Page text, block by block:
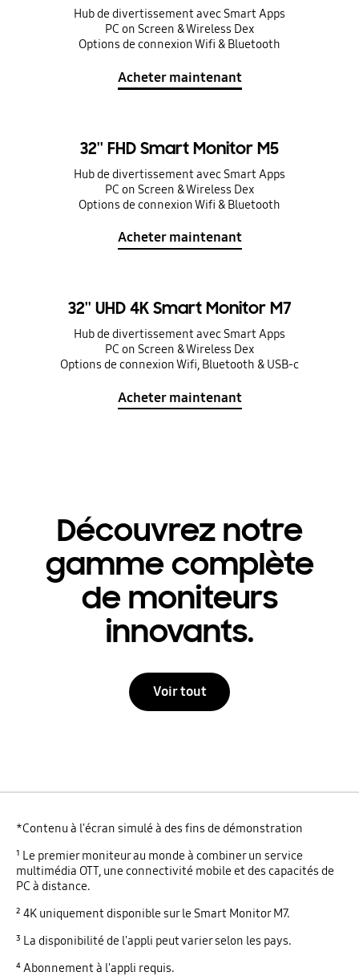
Hub de divertissement avec Smart Apps
PC on Screen & Wireless Dex
Options de connexion Wifi & Bluetooth
Acheter maintenant
32'' FHD Smart Monitor M5
Hub de divertissement avec Smart Apps
PC on Screen & Wireless Dex
Options de connexion Wifi & Bluetooth
Acheter maintenant
32'' UHD 4K Smart Monitor M7
Hub de divertissement avec Smart Apps
PC on Screen & Wireless Dex
Options de connexion Wifi, Bluetooth & USB-c
Acheter maintenant
Découvrez notre
gamme complète
de moniteurs
innovants.
Voir tout
*Contenu à l'écran simulé à des fins de démonstration
¹ Le premier moniteur au monde à combiner un service
multimédia OTT, une connectivité mobile et des capacités de
PC à distance.
² 4K uniquement disponible sur le Smart Monitor M7.
³ La disponibilité de l'appli peut varier selon les pays.
⁴ Abonnement à l'appli requis.